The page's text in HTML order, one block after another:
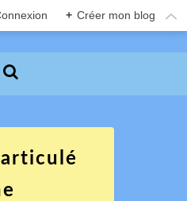
+ Créer mon blog